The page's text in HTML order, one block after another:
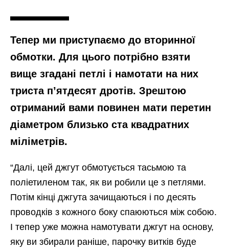
Тепер ми приступаємо до вторинної
обмотки. Для цього потрібно взяти
вище згадані петлі і намотати на них
триста п’ятдесят дротів. Зрештою
отриманий вами повинен мати перетин
діаметром близько ста квадратних
міліметрів.
“Далі, цей джгут обмотується тасьмою та
поліетиленом так, як ви робили це з петлями.
Потім кінці джгута зачищаються і по десять
проводків з кожного боку спаюються між собою.
І тепер уже можна намотувати джгут на основу,
яку ви збирали раніше, парочку витків буде